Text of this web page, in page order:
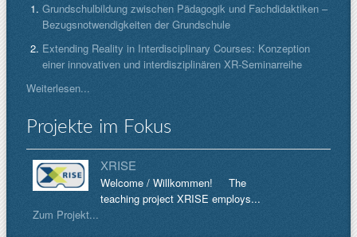
Grundschulbildung zwischen Pädagogik und Fachdidaktiken –
Bezugsnotwendigkeiten der Grundschule
Extending Reality in Interdisciplinary Courses: Konzeption
einer innovativen und interdisziplinären XR-Seminarreihe
Weiterlesen...
Projekte im Fokus
XRISE
Welcome / Willkommen! The
teaching project XRISE employs...
Zum Projekt...